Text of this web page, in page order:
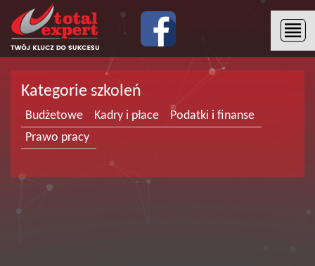
Kategorie szkoleń
Budżetowe Kadry i płace
Podatki i finanse
Prawo pracy